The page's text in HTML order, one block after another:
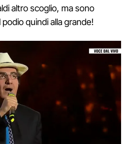
altro scoglio, ma sono
quindi alla grande!